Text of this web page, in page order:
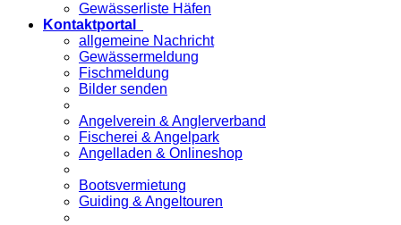
Gewässerliste Häfen
Kontaktportal
allgemeine Nachricht
Gewässermeldung
Fischmeldung
Bilder senden
Angelverein & Anglerverband
Fischerei & Angelpark
Angelladen & Onlineshop
Bootsvermietung
Guiding & Angeltouren